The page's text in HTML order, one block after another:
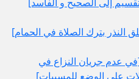
عدم جريان النزاع في
على الوضع للمسببات‏]